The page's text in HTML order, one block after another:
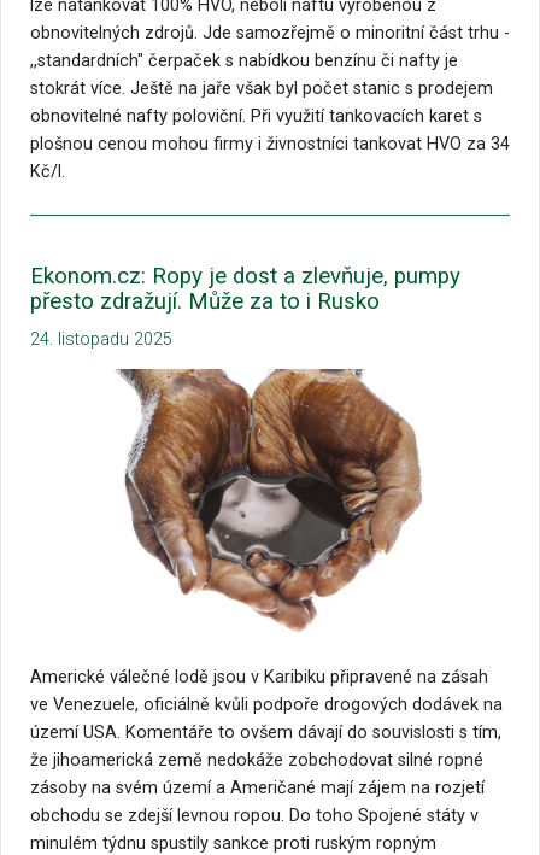
lze natankovat 100% HVO, neboli naftu vyrobenou z
obnovitelných zdrojů. Jde samozřejmě o minoritní část trhu -
,,standardních" čerpaček s nabídkou benzínu či nafty je
stokrát více. Ještě na jaře však byl počet stanic s prodejem
obnovitelné nafty poloviční. Při využití tankovacích karet s
plošnou cenou mohou firmy i živnostníci tankovat HVO za 34
Kč/l.
Ekonom.cz: Ropy je dost a zlevňuje, pumpy
přesto zdražují. Může za to i Rusko
24. listopadu 2025
Americké válečné lodě jsou v Karibiku připravené na zásah
ve Venezuele, oficiálně kvůli podpoře drogových dodávek na
území USA. Komentáře to ovšem dávají do souvislosti s tím,
že jihoamerická země nedokáže zobchodovat silné ropné
zásoby na svém území a Američané mají zájem na rozjetí
obchodu se zdejší levnou ropou. Do toho Spojené státy v
minulém týdnu spustily sankce proti ruským ropným